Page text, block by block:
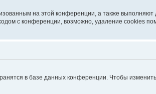
на этой конференции, а также
с конференции, возможно, удаление cookies
в базе данных конференции. Чтобы